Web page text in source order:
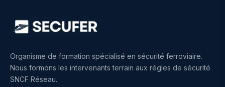
Organisme de formation spécialisé en sécurité ferroviaire.
Nous formons les intervenants terrain aux règles de sécurité
SNCF Réseau.